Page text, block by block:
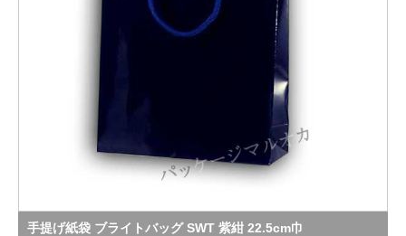
手提げ紙袋 ブライトバッグ SWT 紫紺 22.5cm巾